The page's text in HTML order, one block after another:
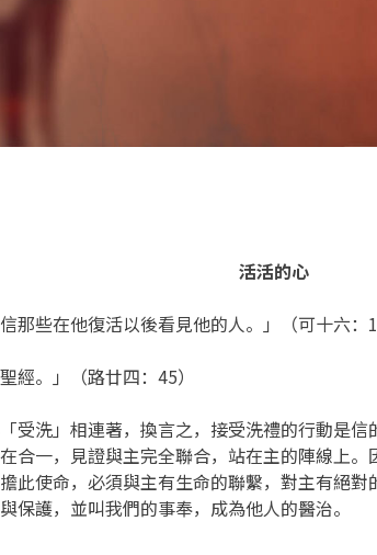
活活的心
那些在他復活以後看見他的人。」（可十六：
經。」（路廿四：45）
受洗」相連著，換言之，接受洗禮的行動是
合一，見證與主完全聯合，站在主的陣線上
此使命，必須與主有生命的聯繫，對主有絕
保護，並叫我們的事奉，成為他人的醫治。